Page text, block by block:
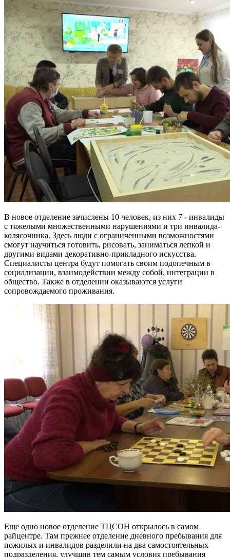
В новое отделение зачислены 10 человек, из них 7 - инвалиды
с тяжелыми множественными нарушениями и три инвалида-
колясочника. Здесь люди с ограниченными возможностями
смогут научиться готовить, рисовать, заниматься лепкой и
другими видами декоративно-прикладного искусства.
Специалисты центра будут помогать своим подопечным в
социализации, взаимодействии между собой, интеграции в
общество. Также в отделении оказываются услуги
сопровождаемого проживания.
Еще одно новое отделение ТЦСОН открылось в самом
райцентре. Там прежнее отделение дневного пребывания для
пожилых и инвалидов разделили на два самостоятельных
подразделения, улучшив тем самым условия пребывания